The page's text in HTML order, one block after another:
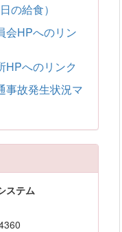
の給食）
会HPへのリン
HPへのリンク
事故発生状況マ
ステム